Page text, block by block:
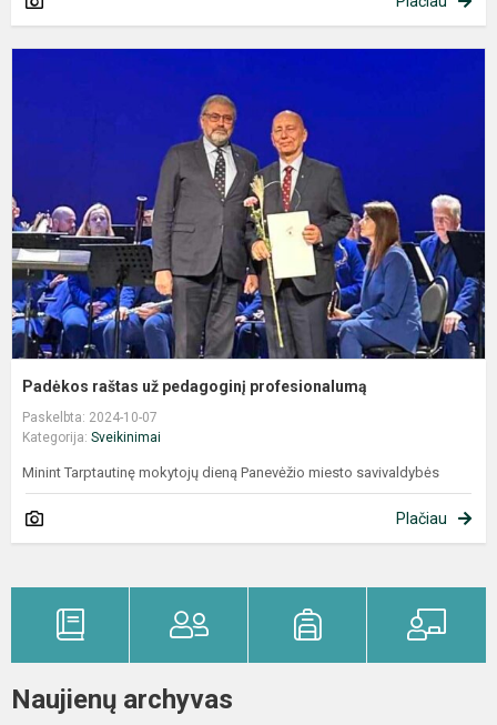
Padėkos raštas už pedagoginį profesionalumą
Paskelbta: 2024-10-07
Kategorija: Sveikinimai
Minint Tarptautinę mokytojų dieną Panevėžio miesto savivaldybės
Plačiau
Naujienų archyvas